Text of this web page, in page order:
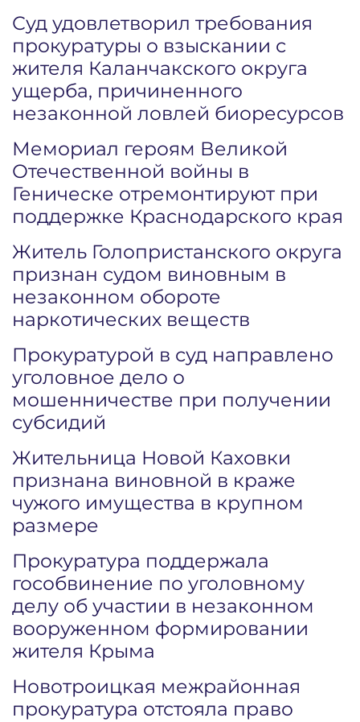
Суд удовлетворил требования
прокуратуры о взыскании с
жителя Каланчакского округа
ущерба, причиненного
незаконной ловлей биоресурсов
Мемориал героям Великой
Отечественной войны в
Геническе отремонтируют при
поддержке Краснодарского края
Житель Голопристанского округа
признан судом виновным в
незаконном обороте
наркотических веществ
Прокуратурой в суд направлено
уголовное дело о
мошенничестве при получении
субсидий
Жительница Новой Каховки
признана виновной в краже
чужого имущества в крупном
размере
Прокуратура поддержала
гособвинение по уголовному
делу об участии в незаконном
вооруженном формировании
жителя Крыма
Новотроицкая межрайонная
прокуратура отстояла право